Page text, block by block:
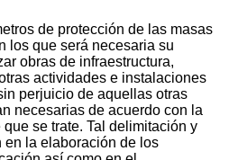
de protección de las masas
los que será necesaria su
obras de infraestructura,
actividades e instalaciones
perjuicio de aquellas otras
necesarias de acuerdo con la
se trate. Tal delimitación y
la elaboración de los